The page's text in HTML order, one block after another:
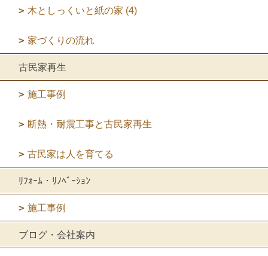
木としっくいと紙の家 (4)
家づくりの流れ
古民家再生
施工事例
断熱・耐震工事と古民家再生
古民家は人を育てる
ﾘﾌｫｰﾑ・ﾘﾉﾍﾞｰｼｮﾝ
施工事例
ブログ・会社案内